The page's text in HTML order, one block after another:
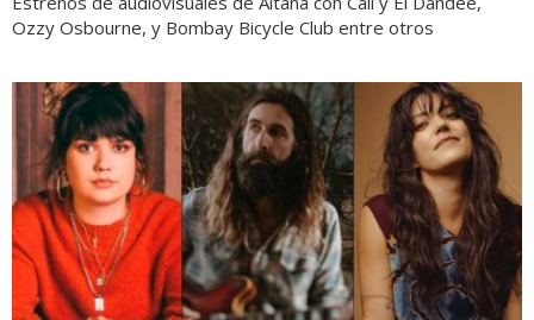
Ozzy Osbourne, y Bombay Bicycle Club entre otros